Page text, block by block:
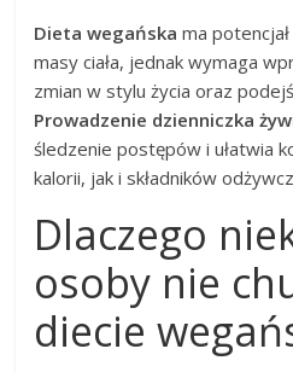
Dieta wegańska ma
masy ciała, jednak wymaga
zmian w stylu życia oraz
Prowadzenie dzienniczka
śledzenie postępów i ułatwia
kalorii, jak i składników
Dlaczego
osoby nie
diecie